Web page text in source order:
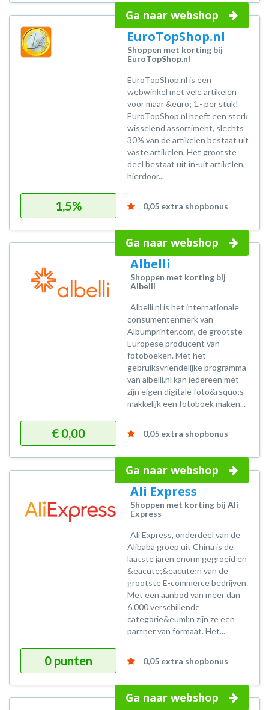
Ga naar webshop
EuroTopShop.nl
Shoppen met korting bij
EuroTopShop.nl
EuroTopShop.nl is een
webwinkel met vele artikelen
voor maar &euro; 1,- per stuk!
EuroTopShop.nl heeft een sterk
wisselend assortiment, slechts
30% van de artikelen bestaat uit
vaste artikelen. Het grootste
deel bestaat uit in-uit artikelen,
hierdoor...
1,5% 0,05 extra shopbonus
Ga naar webshop
Albelli
Shoppen met korting bij
Albelli
Albelli.nl is het internationale
consumentenmerk van
Albumprinter.com, de grootste
Europese producent van
fotoboeken. Met het
gebruiksvriendelijke programma
van albelli.nl kan iedereen met
zijn eigen digitale foto&rsquo;s
makkelijk een fotoboek maken...
€ 0,00 0,05 extra shopbonus
Ga naar webshop
Ali Express
Shoppen met korting bij Ali
Express
Ali Express, onderdeel van de
Alibaba groep uit China is de
laatste jaren enorm gegroeid en
&eacute;&eacute;n van de
grootste E-commerce bedrijven.
Met een aanbod van meer dan
6.000 verschillende
categorie&euml;n zijn ze een
partner van formaat. Het...
0 punten 0,05 extra shopbonus
Ga naar webshop